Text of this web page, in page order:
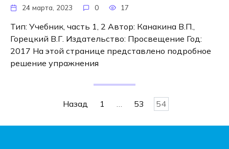
24 марта, 2023 0 17
Тип: Учебник, часть 1, 2 Автор: Канакина В.П.,
Горецкий В.Г. Издательство: Просвещение Год:
2017 На этой странице представлено подробное
решение упражнения
записям
Назад 1 … 53 54